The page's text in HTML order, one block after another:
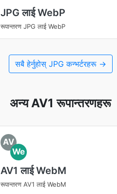
JPG लाई WebP
रूपान्तरण JPG लाई WebP
सबै हेर्नुहोस् JPG कन्भर्टरहरू →
अन्य AV1 रूपान्तरणहरू
AV
We
AV1 लाई WebM
रूपान्तरण AV1 लाई WebM